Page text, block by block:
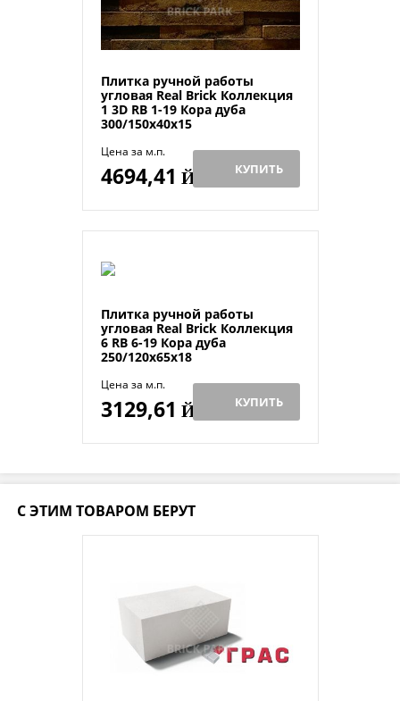
Плитка ручной работы
угловая Real Brick Коллекция
1 3D RB 1-19 Кора дуба
300/150х40х15
Цена за м.п.
4694,41 Й КУПИТЬ
Плитка ручной работы
угловая Real Brick Коллекция
6 RB 6-19 Кора дуба
250/120х65х18
Цена за м.п.
3129,61 Й КУПИТЬ
С ЭТИМ ТОВАРОМ БЕРУТ